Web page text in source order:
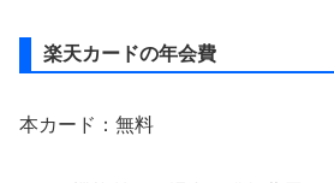
楽天カードの年会費
本カード：無料